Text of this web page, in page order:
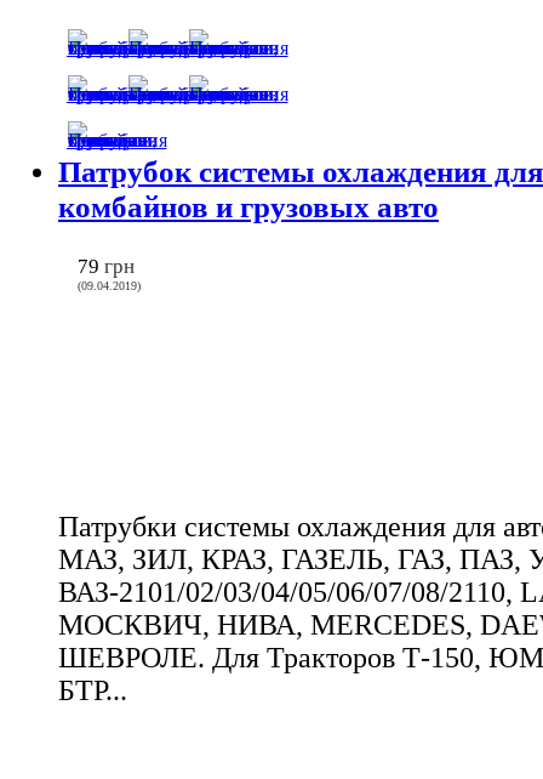
Патрубок системы охлаждения
комбайнов и грузовых авто
79 грн
(09.04.2019)
Патрубки системы охлаждения для
МАЗ, ЗИЛ, КРАЗ, ГАЗЕЛЬ, ГАЗ, ПАЗ,
ВАЗ-2101/02/03/04/05/06/07/08/
МОСКВИЧ, НИВА, MERCEDES,
ШЕВРОЛЕ. Для Тракторов Т-150,
БТР...